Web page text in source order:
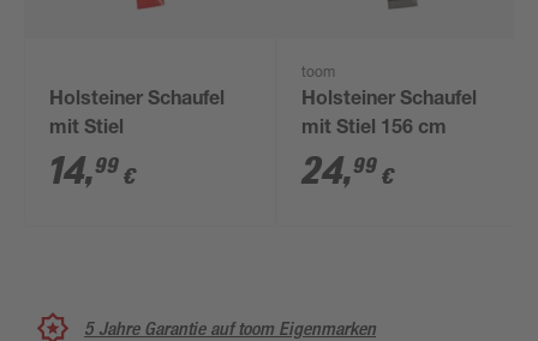
Holsteiner Schaufel
mit Stiel
14,99 €
toom
Holsteiner Schaufel
mit Stiel 156 cm
24,99 €
5 Jahre Garantie auf toom Eigenmarken